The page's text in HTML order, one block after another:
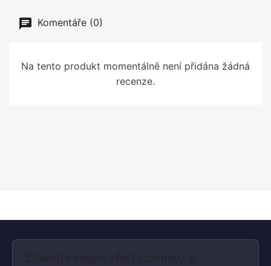
Komentáře (0)
Na tento produkt momentálně není přidána žádná
recenze.
Získejte nejnovější novinky a